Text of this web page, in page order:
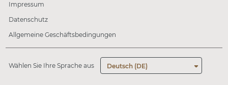
Impressum
Datenschutz
Allgemeine Geschäftsbedingungen
Wählen Sie Ihre Sprache aus Deutsch (DE)